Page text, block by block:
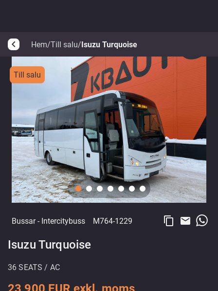
arrow_back_ios Hem/Till salu/Isuzu Turquoise
Till salu
Bussar- Intercitybuss M764-1229 content_copy email
Isuzu Turquoise
36 SEATS / AC